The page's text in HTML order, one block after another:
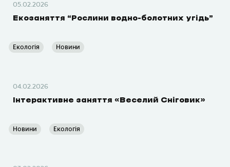
05.02.2026
Екозаняття “Рослини водно-болотних угідь”
Екологія Новини
04.02.2026
Інтерактивне заняття «Веселий Сніговик»
Новини Екологія